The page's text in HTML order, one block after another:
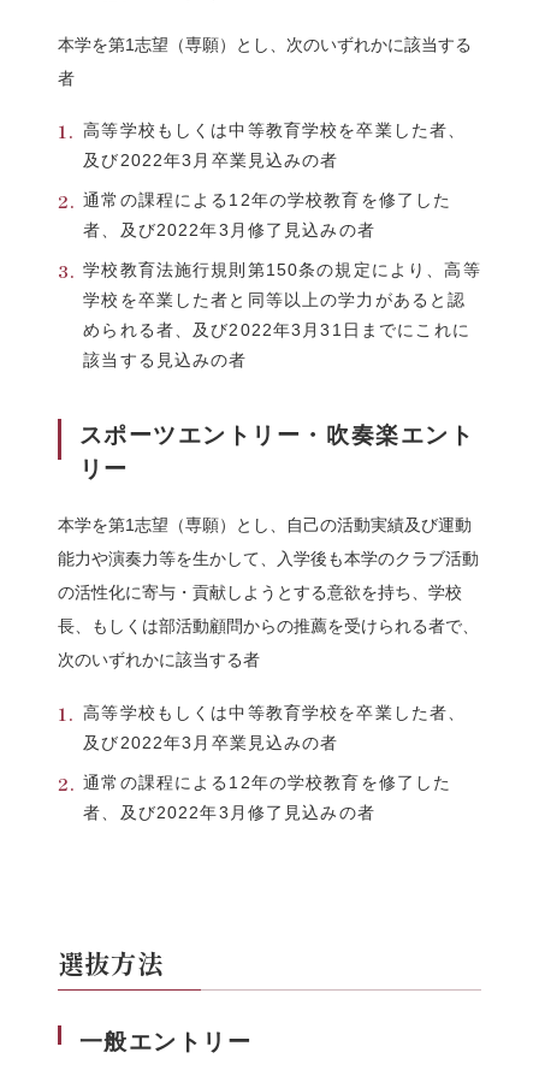
本学を第1志望（専願）とし、次のいずれかに該当する
者
高等学校もしくは中等教育学校を卒業した者、
及び2022年3月卒業見込みの者
通常の課程による12年の学校教育を修了した
者、及び2022年3月修了見込みの者
学校教育法施行規則第150条の規定により、高等
学校を卒業した者と同等以上の学力があると認
められる者、及び2022年3月31日までにこれに
該当する見込みの者
スポーツエントリー・吹奏楽エント
リー
本学を第1志望（専願）とし、自己の活動実績及び運動
能力や演奏力等を生かして、入学後も本学のクラブ活動
の活性化に寄与・貢献しようとする意欲を持ち、学校
長、もしくは部活動顧問からの推薦を受けられる者で、
次のいずれかに該当する者
高等学校もしくは中等教育学校を卒業した者、
及び2022年3月卒業見込みの者
通常の課程による12年の学校教育を修了した
者、及び2022年3月修了見込みの者
選抜方法
一般エントリー